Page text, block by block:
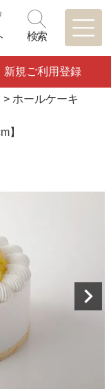
検索
新規ご利用登録
ホールケーキ
】